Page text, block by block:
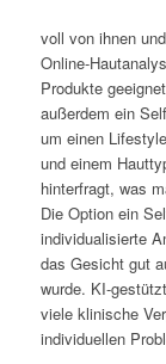
voll von ihnen
Online-
Produkte
außerdem ein
um einen
und einem
hinterfragt, was
Die Option ein
individualisierte
das Gesicht gut
wurde. KI-
viele klinische
individuellen